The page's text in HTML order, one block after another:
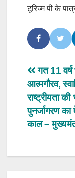
टूरिज्म पी के
Post
गत 11 वर्ष
आत्मगौरव,
राष्ट्रीयता की
पुनर्जागरण का
काल –